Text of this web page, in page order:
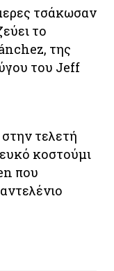
τσάκωσαν
το
της
του Jeff
τελετή
κοστούμι
που